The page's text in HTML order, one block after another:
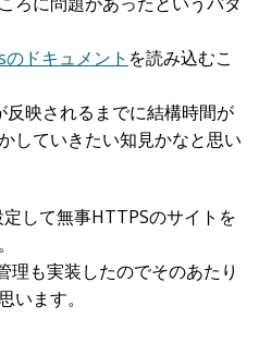
ドキュメント を読み込むこ
映されるまでに結構時間が
していきたい知見かなと思い
して無事HTTPSのサイトを
理も実装したのでそのあたり
います。